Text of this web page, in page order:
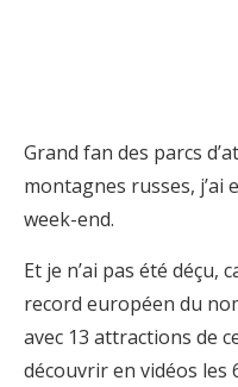
Grand fan des parcs
montagnes russes, j’ai
week-end.
Et je n’ai pas été déçu,
record européen du
avec 13 attractions de
découvrir en vidéos les